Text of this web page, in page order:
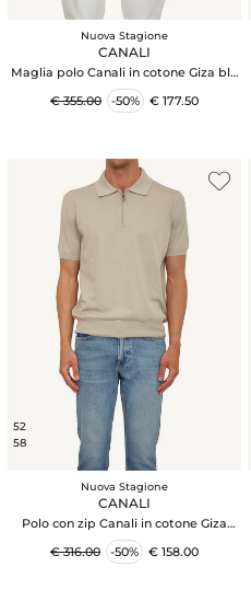
Nuova Stagione
CANALI
Maglia polo Canali in cotone Giza blu
viola
€ 355.00
-50% € 177.50
52
58
Nuova Stagione
CANALI
Polo con zip Canali in cotone Giza
beige
€ 316.00
-50% € 158.00